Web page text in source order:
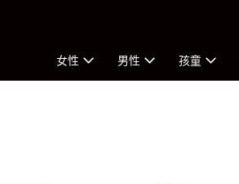
女性 男性 孩童